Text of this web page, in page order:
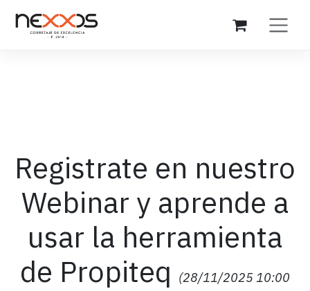
Registrate en nuestro
Webinar y aprende a
usar la herramienta
de Propiteq
(28/11/2025 10:00